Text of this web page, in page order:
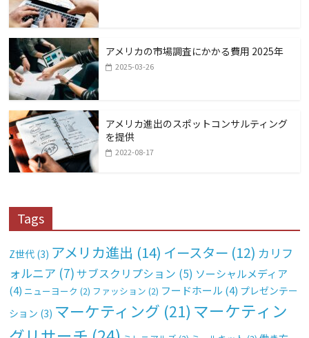
アメリカの市場調査にかかる費用 2025年
2025-03-26
アメリカ進出のスポットコンサルティング
を提供
2022-08-17
Tags
Z世代 (3) アメリカ進出 (14) イースター (12) カリフ
ォルニア (7)サブスクリプション (5) ソーシャルメディア
(4) ニューヨーク (2) ファッション (2) フードホール (4) プレゼンテー
ション (3) マーケティング (21) マーケティン